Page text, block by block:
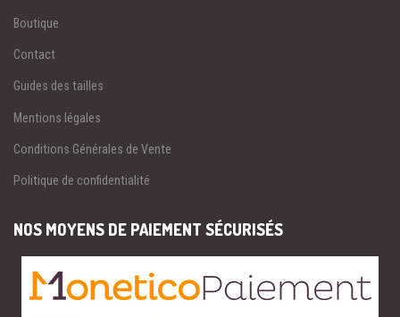
Boutique
Contact
Guides des tailles
Mentions légales
Conditions Générales de Vente
Politique de confidentialité
NOS MOYENS DE PAIEMENT SÉCURISÉS